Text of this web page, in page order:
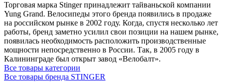
Торговая марка Stinger принадлежит тайваньской компании
Yung Grand. Велосипеды этого бренда появились в продаже
на российском рынке в 2002 году. Когда, спустя несколько лет
работы, бренд заметно усилил свои позиции на нашем рынке,
появилась необходимость расположить производственные
мощности непосредственно в России. Так, в 2005 году в
Калининграде был открыт завод «Велобалт».
Все товары категории
Все товары бренда STINGER